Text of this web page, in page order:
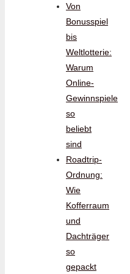
Von
Bonusspiel
bis
Weltlotterie:
Warum
Online-
Gewinnspiele
so
beliebt
sind
Roadtrip-
Ordnung:
Wie
Kofferraum
und
Dachträger
so
gepackt